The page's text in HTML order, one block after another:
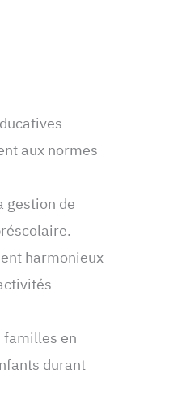
aux normes
gestion de
harmonieux
familles en
durant